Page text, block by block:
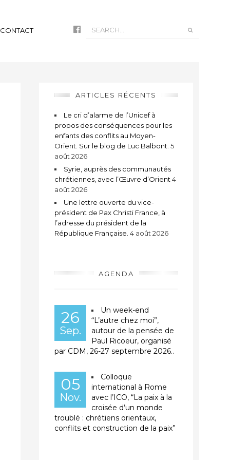
CONTACT
ARTICLES RÉCENTS
Le cri d’alarme de l’Unicef à
propos des conséquences pour les
enfants des conflits au Moyen-
Orient. Sur le blog de Luc Balbont. 5
août 2026
Syrie, auprès des communautés
chrétiennes, avec l’Œuvre d’Orient 4
août 2026
Une lettre ouverte du vice-
président de Pax Christi France, à
l’adresse du président de la
République Française. 4 août 2026
AGENDA
26
Sep.
Un week-end
“L’autre chez moi”,
autour de la pensée de
Paul Ricoeur, organisé
par CDM, 26-27 septembre 2026..
05
Nov.
Colloque
international à Rome
avec l’ICO, “La paix à la
croisée d’un monde
troublé : chrétiens orientaux,
conflits et construction de la paix”